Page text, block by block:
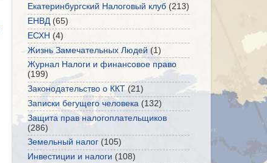
Екатеринбургский Налоговый клуб (213)
ЕНВД (65)
ЕСХН (4)
Жизнь Замечательных Людей (1)
Журнал Налоги и финансовое право
(199)
Законодательство о ККТ (21)
Записки бегущего человека (132)
Защита прав налогоплательщиков
(286)
Земельный налог (105)
Инвестиции и налоги (108)